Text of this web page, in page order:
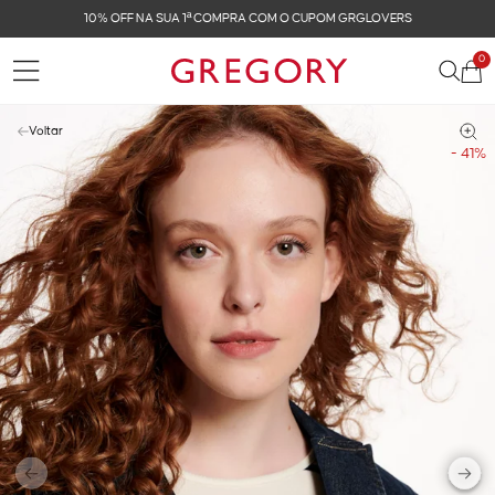
FRETE GRÁTIS NAS COMPRAS ACIMA DE R$ 899
0
- 41%
Voltar